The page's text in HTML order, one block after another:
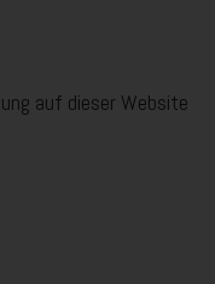
auf dieser Website